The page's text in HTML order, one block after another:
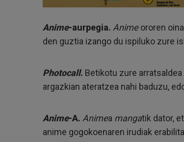
Anime-aurpegia. Animeororen
den guztia izango du ispiluko zure
Photocall. Betikotu zure
argazkian ateratzea nahi baduzu,
Anime-A. Animea mangatik dator,
anime gogokoenaren irudiak